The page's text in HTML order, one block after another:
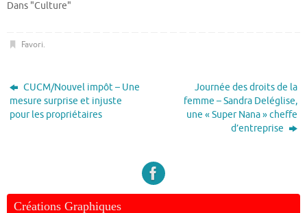
Dans "Culture"
Favori.
CUCM/Nouvel impôt – Une
mesure surprise et injuste
pour les propriétaires
Journée des droits de la
femme – Sandra Deléglise,
une « Super Nana » cheffe
d’entreprise
Créations Graphiques